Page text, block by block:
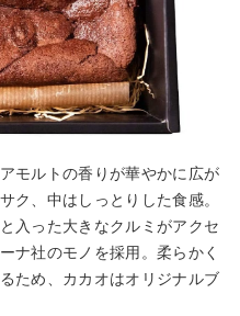
モルトの香りが華やかに広が
ク、中はしっとりした食感。
入った大きなクルミがアクセ
ナ社のモノを採用。柔らかく
ため、カカオはオリジナルブ